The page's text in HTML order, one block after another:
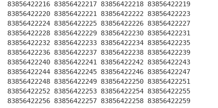
83856422216 83856422217 83856422218 83856422219
83856422220 83856422221 83856422222 83856422223
83856422224 83856422225 83856422226 83856422227
83856422228 83856422229 83856422230 83856422231
83856422232 83856422233 83856422234 83856422235
83856422236 83856422237 83856422238 83856422239
83856422240 83856422241 83856422242 83856422243
83856422244 83856422245 83856422246 83856422247
83856422248 83856422249 83856422250 83856422251
83856422252 83856422253 83856422254 83856422255
83856422256 83856422257 83856422258 83856422259